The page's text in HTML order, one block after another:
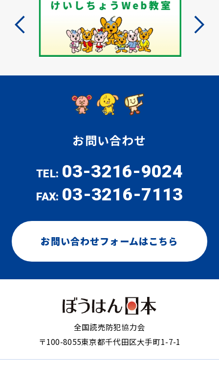
お問い合わせ
TEL: 03-3216-9024
FAX: 03-3216-7113
お問い合わせフォームはこちら
全国読売防犯協力会
〒100-8055東京都千代田区大手町1-7-1